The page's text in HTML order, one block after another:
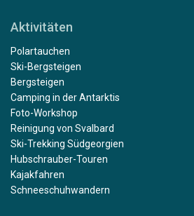
Aktivitäten
Polartauchen
Ski-Bergsteigen
Bergsteigen
Camping in der Antarktis
Foto-Workshop
Reinigung von Svalbard
Ski-Trekking Südgeorgien
Hubschrauber-Touren
Kajakfahren
Schneeschuhwandern